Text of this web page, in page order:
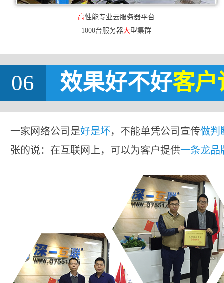
高性能专业云服务器平台
1000台服务器大型集群
06 效果好不好客户
一家网络公司是好是坏，不能单凭公司宣传做判
张的说：在互联网上，可以为客户提供一条龙品